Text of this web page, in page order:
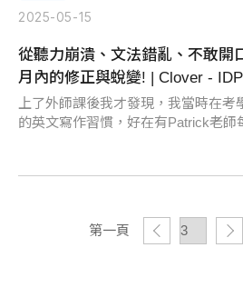
2025-05-15
從聽力崩潰、文法錯亂、不敢開
月內的修正與蛻變! | Clover -
上了外師課後我才發現，我當時在
的英文寫作習慣，好在有Patrick老師
第一頁